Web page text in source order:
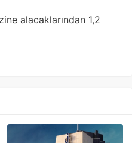
alacaklarından 1,2